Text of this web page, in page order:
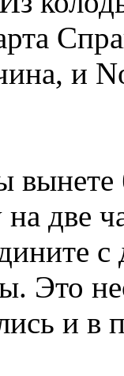
и
на две
Это
и в